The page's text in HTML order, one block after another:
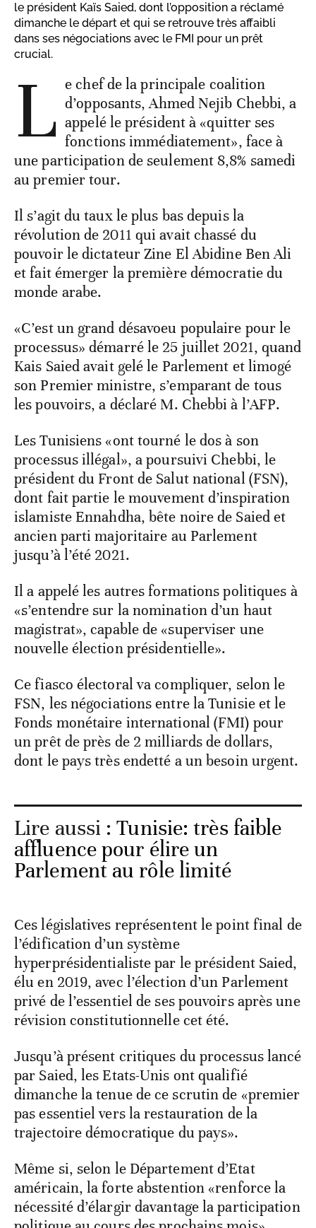
le président Kaïs Saied, dont l’opposition a réclamé
dimanche le départ et qui se retrouve très affaibli
dans ses négociations avec le FMI pour un prêt
crucial.
L e chef de la principale coalition
d’opposants, Ahmed Nejib Chebbi, a
appelé le président à «quitter ses
fonctions immédiatement», face à
une participation de seulement 8,8% samedi
au premier tour.
Il s’agit du taux le plus bas depuis la
révolution de 2011 qui avait chassé du
pouvoir le dictateur Zine El Abidine Ben Ali
et fait émerger la première démocratie du
monde arabe.
«C’est un grand désavoeu populaire pour le
processus» démarré le 25 juillet 2021, quand
Kais Saied avait gelé le Parlement et limogé
son Premier ministre, s’emparant de tous
les pouvoirs, a déclaré M. Chebbi à l’AFP.
Les Tunisiens «ont tourné le dos à son
processus illégal», a poursuivi Chebbi, le
président du Front de Salut national (FSN),
dont fait partie le mouvement d’inspiration
islamiste Ennahdha, bête noire de Saied et
ancien parti majoritaire au Parlement
jusqu’à l’été 2021.
Il a appelé les autres formations politiques à
«s’entendre sur la nomination d’un haut
magistrat», capable de «superviser une
nouvelle élection présidentielle».
Ce fiasco électoral va compliquer, selon le
FSN, les négociations entre la Tunisie et le
Fonds monétaire international (FMI) pour
un prêt de près de 2 milliards de dollars,
dont le pays très endetté a un besoin urgent.
Lire aussi :Tunisie: très faible
affluence pour élire un
Parlement au rôle limité
Ces législatives représentent le point final de
l’édification d’un système
hyperprésidentialiste par le président Saied,
élu en 2019, avec l’élection d’un Parlement
privé de l’essentiel de ses pouvoirs après une
révision constitutionnelle cet été.
Jusqu’à présent critiques du processus lancé
par Saied, les Etats-Unis ont qualifié
dimanche la tenue de ce scrutin de «premier
pas essentiel vers la restauration de la
trajectoire démocratique du pays».
Même si, selon le Département d’Etat
américain, la forte abstention «renforce la
nécessité d’élargir davantage la participation